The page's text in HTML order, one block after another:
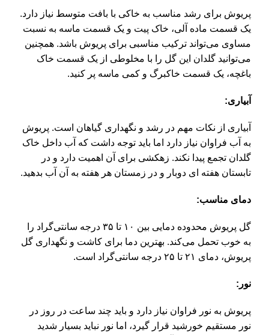
پریوش برای رشد مناسب به خاکی با بافت متوسط نیاز دارد.
یک قسمت ماده آلی، خاک پیت و یک قسمت ماسه به نسبت
مساوی می‌تواند ترکیب مناسبی برای پریوش باشد. همچنین
می‌توانید گلدان این گل را با مخلوطی از یک قسمت خاک
باغچه، یک قسمت خاکبرگ و کمی ماسه پر کنید.
آبیاری:
آبیاری از نکات مهم در رشد و نگهداری گیاهان است. پریوش
به آب فراوان نیاز دارد اما باید توجه داشت که آب داخل خاک
گلدان تجمع پیدا نکند. زهکشی برای آن اهمیت دارد و در
تابستان هفته ای دوبار و در زمستان هر هفته به آن آب بدهید.
دمای مناسب:
گل پریوش
محدوده دمایی بین ۱۰ تا ۳۵ درجه سانتی‌گراد را
به خوب تحمل می‌کند. بهترین دما برای کاشت و نگهداری گل
پریوش، دمای ۲۱ تا ۲۵ درجه سانتی‌‌گراد است.
نور:
پریوش به نور فراوان نیاز دارد و باید چند ساعت در روز در
نور مستقیم خورشید قرار گیرد، اما نور نباید بسیار شدید